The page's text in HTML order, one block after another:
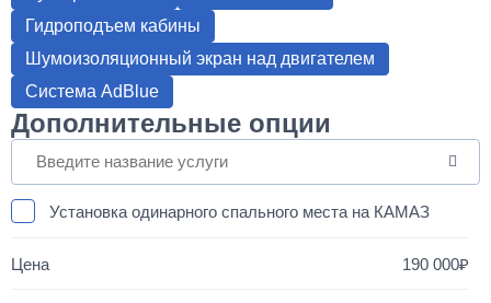
Гидроподъем кабины
Шумоизоляционный экран над двигателем
Система AdBlue
Дополнительные опции
Установка одинарного спального места на КАМАЗ
190 000